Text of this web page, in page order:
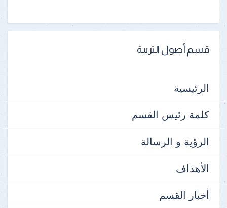
قسم أصول التربية
الرئيسية
كلمة رئيس القسم
الرؤية و الرسالة
الأهداف
أخبار القسم